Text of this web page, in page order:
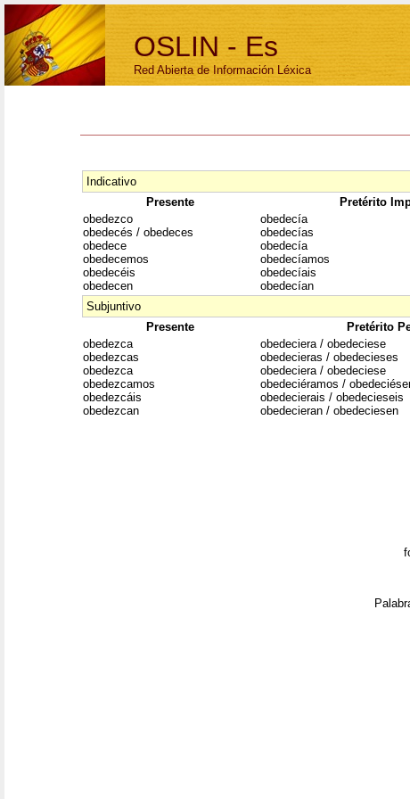
OSLIN - Es
Red Abierta de Información Léxica
Indicativo
Presente
Pretérito
obedezco
obedecés / obedeces
obedece
obedecemos
obedecéis
obedecen
obedecía
obedecías
obedecía
obedecíamos
obedecíais
obedecían
Subjuntivo
Presente
Pretérito
obedezca
obedezcas
obedezca
obedezcamos
obedezcáis
obedezcan
obedeciera / obedeciese
obedecieras / obedecieses
obedeciera / obedeciese
obedeciéramos /
obedecierais / obedecieseis
obedecieran / obedeciesen